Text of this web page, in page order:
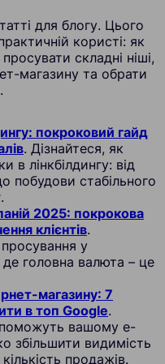
для блогу. Цього
користі: як
складні ніші,
магазину та обрати
покроковий гайд
. Дізнайтеся, як
в лінкбілдингу: від
побудови стабільного
2025: покрокова
клієнтів.
у
де головна валюта – це
магазину: 7
в топ Google.
вашому e-
збільшити видимість
продажів.